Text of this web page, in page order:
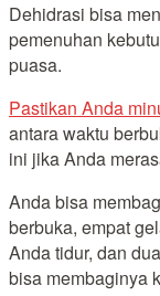
Dehidrasi bisa
pemenuhan
puasa.
Pastikan Anda
antara waktu
ini jika Anda
Anda bisa
berbuka, empat
Anda tidur, dan
bisa membaginya